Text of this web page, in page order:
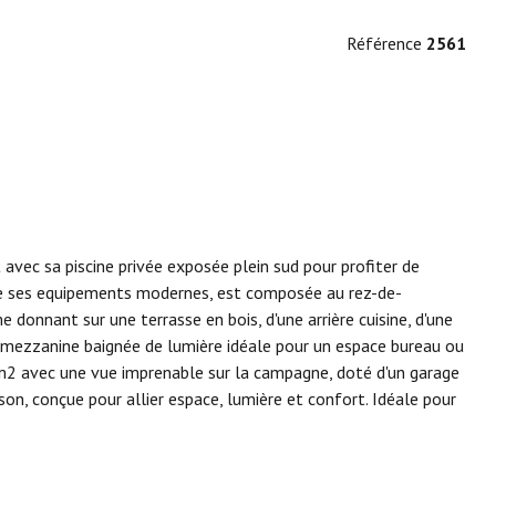
Référence 2561
sa piscine privée exposée plein sud pour profiter de
equipements modernes, est composée au rez-de-
sur une terrasse en bois, d'une arrière cuisine, d'une
baignée de lumière idéale pour un espace bureau ou
une vue imprenable sur la campagne, doté d'un garage
conçue pour allier espace, lumière et confort. Idéale pour